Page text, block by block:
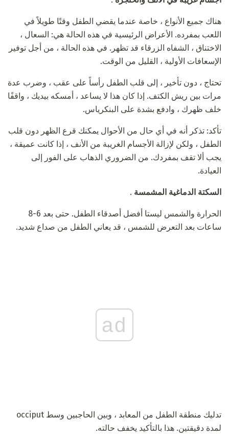
هناك جميع الأنواع ، خاصة عندما يقضي الطفل وقتًا طويلاً في
اللعب بمفرده. الأعراض الرئيسية في هذه الحالة هي: السعال ،
الاختناق ، الشفاه الزرقاء قد تظهر. في هذه الحالة ، من أجل توفير
الإسعافات الأولية ، القليل من الوقت.
تحتاج ، دون تأخير ، إلى قلب الطفل رأساً على عقب ، وضرب عدة
مرات بين ريش الكتف. إذا كان هذا لا يساعد ، أمسكه بيديك ، واقفًا
خلف ظهرك ، وادفع بشدة على البنكرياس.
تأكد: تذكر أنه في أي حال من الأحوال يمكنك قرع الظهر دون قلب
الطفل ، ولكن لإزالة الأجسام الغريبة من الأنف ، إذا كانت عميقة ،
يجب ألا تقف بمفردك. من الضروري الذهاب على الفور إلى
العيادة.
السكتة الدماغية المشمسة .
الحرارة والشمس ليستا أفضل أصدقاء الطفل. حتى بعد 6-8
ساعات بعد التعرض للشمس ، قد يعاني الطفل من صداع شديد.
ad
تدليك منطقة الطفل من المعابد ، وبين الحاجبين وسط occiput
لمدة دقيقتين. هذا بالتأكيد يخفف حالته.